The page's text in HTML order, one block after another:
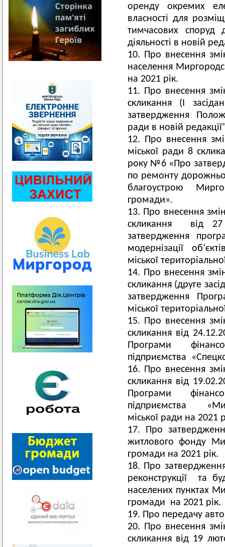
оренду окремих
власності для
тимчасових споруд
діяльності в новій
Про внесення
населення
на 2021 рік.
Про внесення
скликання (І
затвердження
ради в новій
Про внесення
міської ради 8
року №6 «Про
по ремонту дорожньо-
благоустрою
громади».
Про внесення
скликання від
затвердження
модернізації
міської
Про внесення
скликання (друге
затвердження
міської
Про внесення
скликання від
Програми
підприємства
Про внесення
скликання від
Програми
підприємства
міської ради на 2021
Про
житлового фонду
громади на 2021 рік.
Про
реконструкції та
населених пунктах
громади на 2021 рік.
Про передачу
Про внесення
скликання від 19